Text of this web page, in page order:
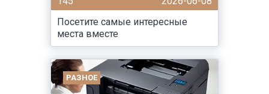
Посетите самые интересные
места вместе
РАЗНОЕ